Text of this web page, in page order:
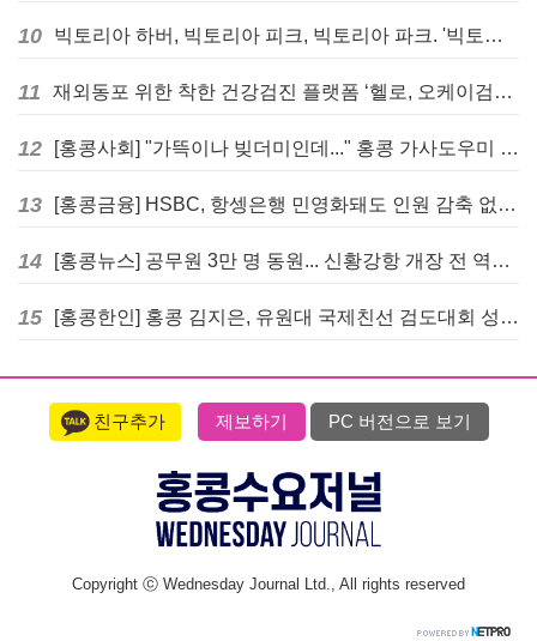
10 빅토리아 하버, 빅토리아 피크, 빅토리아 파크. '빅토리아’의 이름은 어떻게 온 걸까? - [이승권 원장의 생활칼럼]
11 재외동포 위한 착한 건강검진 플랫폼 ‘헬로, 오케이검진’ 서비스 개시
12 [홍콩사회] "가뜩이나 빚더미인데..." 홍콩 가사도우미 대출 전면 금지 촉구
13 [홍콩금융] HSBC, 항셍은행 민영화돼도 인원 감축 없다... 독립 브랜드 유지
14 [홍콩뉴스] 공무원 3만 명 동원... 신황강항 개장 전 역대급 훈련 실시
15 [홍콩한인] 홍콩 김지은, 유원대 국제친선 검도대회 성인단체전 우승
친구추가 제보하기 PC 버전으로 보기
Copyright ⓒ Wednesday Journal Ltd., All rights reserved